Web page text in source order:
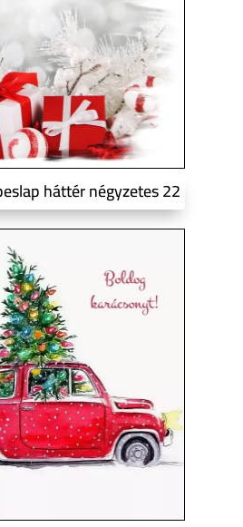
háttér négyzetes 22